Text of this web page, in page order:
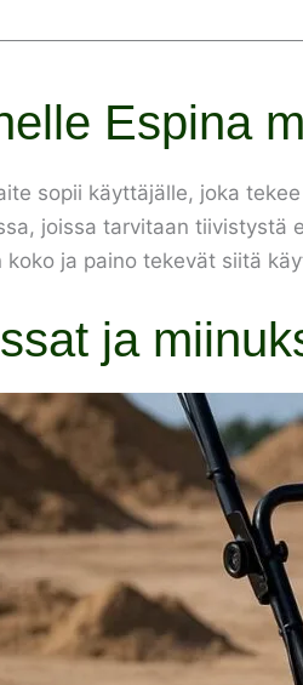
Espina
sopii käyttäjälle, joka
joissa tarvitaan tiivistystä
koko ja paino tekevät siitä
ja